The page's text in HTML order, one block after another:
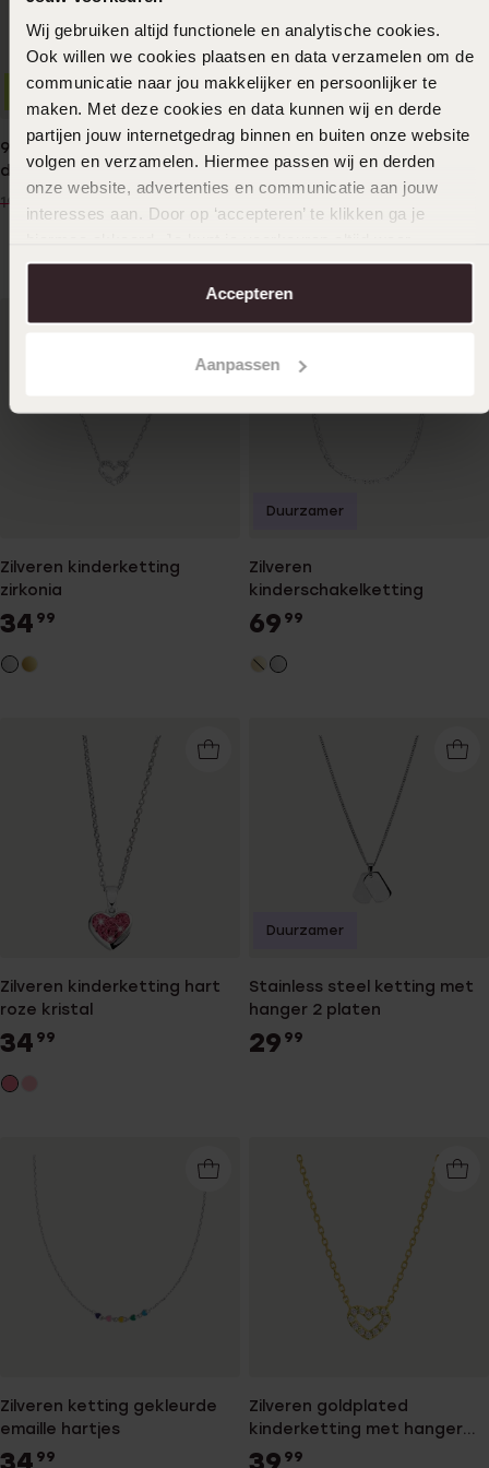
Wij gebruiken altijd functionele en analytische cookies.
Ook willen we cookies plaatsen en data verzamelen om de
communicatie naar jou makkelijker en persoonlijker te
maken. Met deze cookies en data kunnen wij en derde
partijen jouw internetgedrag binnen en buiten onze website
volgen en verzamelen. Hiermee passen wij en derden
onze website, advertenties en communicatie aan jouw
interesses aan. Door op ‘accepteren’ te klikken ga je
aanpassen. Lees er meer over in onscookiebeleid.
Accepteren
Aanpassen
9 karaat ketting met hanger
dolfijn
199.99 139
-30% Duurzamer
roze kristal
34
Zilveren kinderketting
zirkonia
34 99
Zilveren
kinderschakelketting
69 99
Duurzamer
Zilveren kinderketting hart
roze kristal
34 99
Stainless steel ketting met
hanger 2 platen
29 99
Duurzamer
Zilveren ketting gekleurde
emaille hartjes
99
Zilveren goldplated
kinderketting met hanger
hart met zirkonia
99